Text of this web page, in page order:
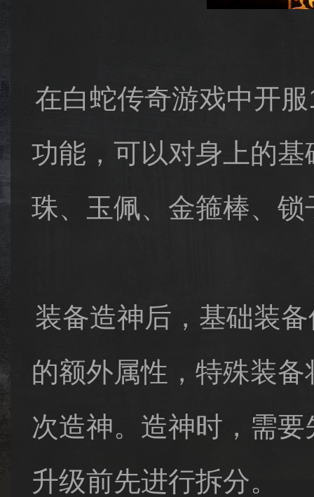
在白蛇传奇游戏中开
功能，可以对身上的
珠、玉佩、金箍棒、
装备造神后，基础装
的额外属性，特殊装
次造神。造神时，需
升级前先进行拆分。